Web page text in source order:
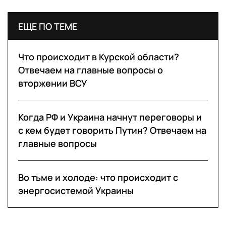
ЕЩЕ ПО ТЕМЕ
Что происходит в Курской области?
Отвечаем на главные вопросы о
вторжении ВСУ
Когда РФ и Украина начнут переговоры и
с кем будет говорить Путин? Отвечаем на
главные вопросы
Во тьме и холоде: что происходит с
энергосистемой Украины